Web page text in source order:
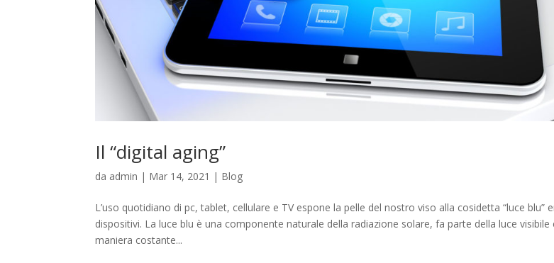
Il “digital aging”
da admin | Mar 14, 2021 | Blog
L’uso quotidiano di pc, tablet, cellulare e TV espone la pelle del nostro viso alla cosidetta “luce blu”
dispositivi. La luce blu è una componente naturale della radiazione solare, fa parte della luce visibile
maniera costante...